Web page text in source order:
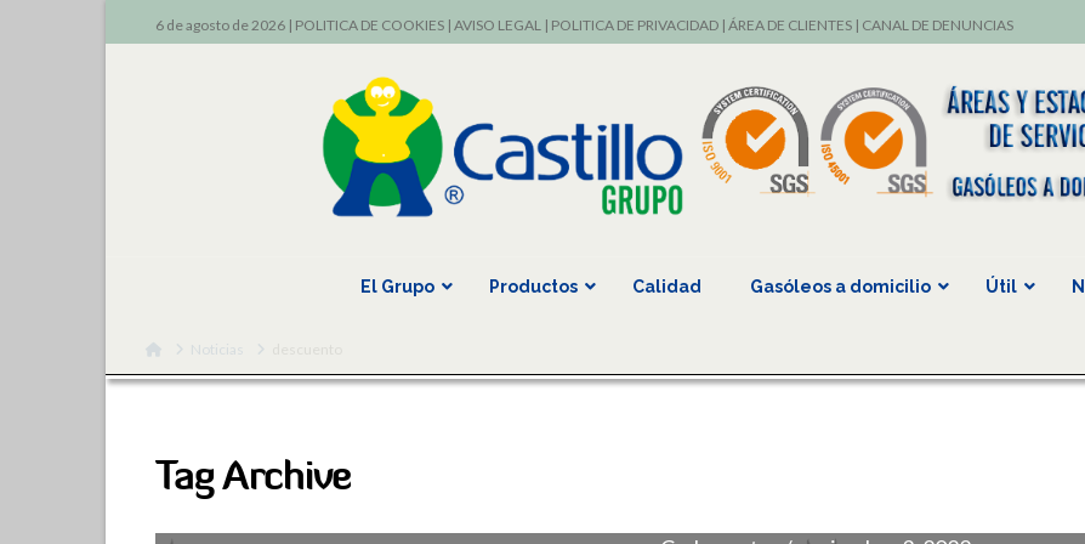
6 de agosto de 2026 | POLITICA DE COOKIES| AVISO LEGAL| POLITICA DE PRIVACIDAD| ÁREA DE CLIENTES| CANAL DE DENUNCIAS
El Grupo Productos Calidad Gasóleos a domicilio Útil
HomeNoticias
Tag Archive